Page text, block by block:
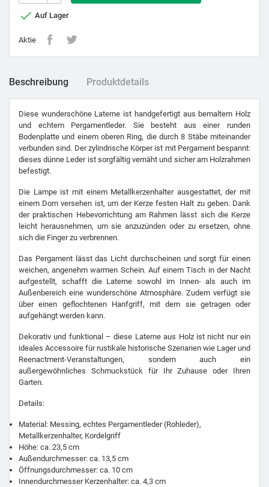
 Auf Lager
Aktie
Beschreibung Produktdetails
Diese wunderschöne Laterne ist handgefertigt aus bemaltem Holz
und echtem Pergamentleder. Sie besteht aus einer runden
Bodenplatte und einem oberen Ring, die durch 8 Stäbe miteinander
verbunden sind. Der zylindrische Körper ist mit Pergament bespannt:
dieses dünne Leder ist sorgfältig vernäht und sicher am Holzrahmen
befestigt.
Die Lampe ist mit einem Metallkerzenhalter ausgestattet, der mit
einem Dorn versehen ist, um der Kerze festen Halt zu geben. Dank
der praktischen Hebevorrichtung am Rahmen lässt sich die Kerze
leicht herausnehmen, um sie anzuzünden oder zu ersetzen, ohne
sich die Finger zu verbrennen.
Das Pergament lässt das Licht durchscheinen und sorgt für einen
weichen, angenehm warmen Schein. Auf einem Tisch in der Nacht
aufgestellt, schafft die Laterne sowohl im Innen- als auch im
Außenbereich eine wunderschöne Atmosphäre. Zudem verfügt sie
über einen geflochtenen Hanfgriff, mit dem sie getragen oder
aufgehängt werden kann.
Dekorativ und funktional – diese Laterne aus Holz ist nicht nur ein
ideales Accessoire für rustikale historische Szenarien wie Lager und
Reenactment-Veranstaltungen, sondern auch ein
außergewöhnliches Schmuckstück für Ihr Zuhause oder Ihren
Garten.
Details:
Material: Messing, echtes Pergamentleder (Rohleder),
Metallkerzenhalter, Kordelgriff
Höhe: ca. 23,5 cm
Außendurchmesser: ca. 13,5 cm
Öffnungsdurchmesser: ca. 10 cm
Innendurchmesser Kerzenhalter: ca. 4,3 cm